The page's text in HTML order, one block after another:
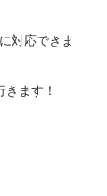
対応できま
ます！